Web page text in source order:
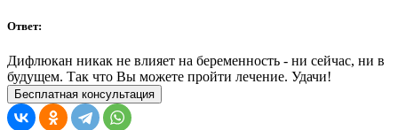
Ответ:
Дифлюкан никак не влияет на беременность - ни сейчас, ни в
будущем. Так что Вы можете пройти лечение. Удачи!
Бесплатная консультация